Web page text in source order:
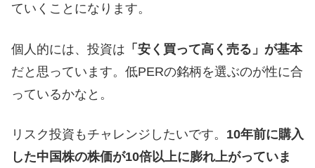
ていくことになります。
個人的には、投資は 「安く買って高く売る」が基本
だと思っています。低PERの銘柄を選ぶのが性に合
っているかなと。
リスク投資もチャレンジしたいです。 10年前に購入
した中国株の株価が10倍以上に膨れ上がっていま